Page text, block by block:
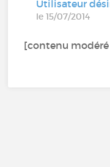
Utilisateur
le 15/07/2014
[contenu